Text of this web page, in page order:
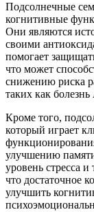
Подсолнечные
когнитивные
Они являются
своими
помогает
что может
снижению риска
таких как
Кроме того,
который играет
улучшению
уровень стресса
что достаточное
улучшить